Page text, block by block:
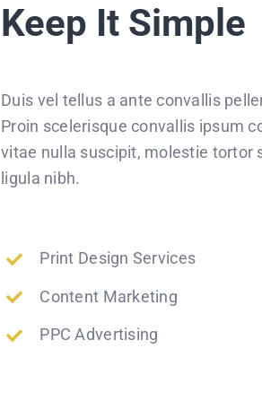
Keep It Simple
Duis vel tellus a ante convallis
Proin scelerisque convallis ipsum
vitae nulla suscipit, molestie tortor
ligula nibh.
Print Design Services
Content Marketing
PPC Advertising